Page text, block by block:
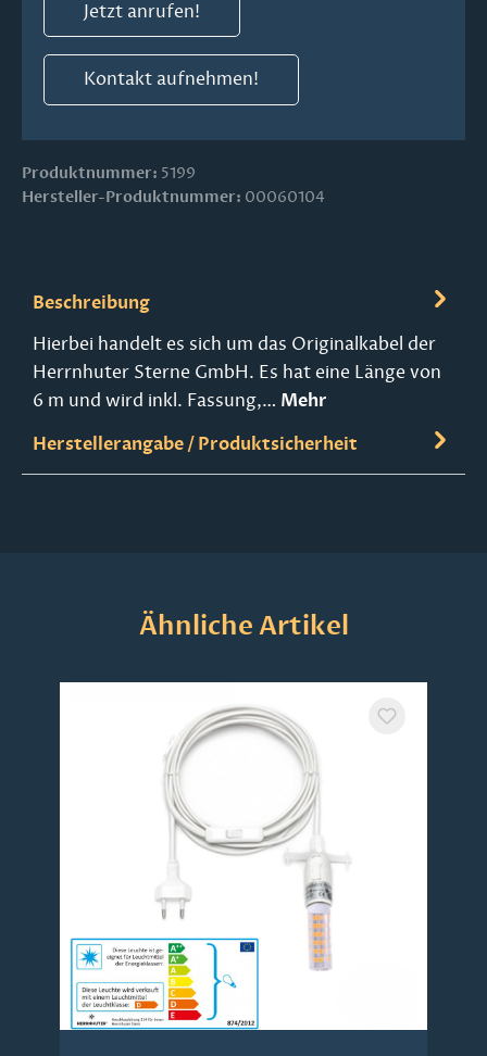
Jetzt anrufen!
Kontakt aufnehmen!
Produktnummer: 5199
Hersteller-Produktnummer: 00060104
Beschreibung
Hierbei handelt es sich um das Originalkabel der
Herrnhuter Sterne GmbH. Es hat eine Länge von
6 m und wird inkl. Fassung,… Mehr
Herstellerangabe / Produktsicherheit
Produktgalerie überspringen
Ähnliche Artikel